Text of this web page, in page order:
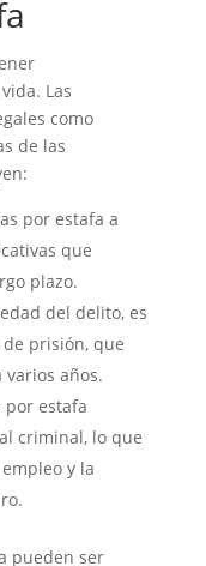
Las
como
de las
por estafa a
que
plazo.
del delito, es
prisión, que
años.
por estafa
criminal, lo que
y la
pueden ser